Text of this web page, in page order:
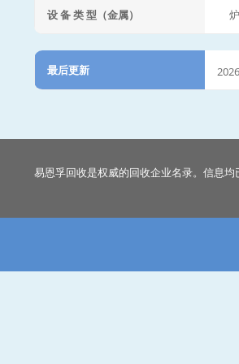
设 备 类 型（金属） 炉
最后更新
易恩孚回收是权威的回收企业名录。信息均